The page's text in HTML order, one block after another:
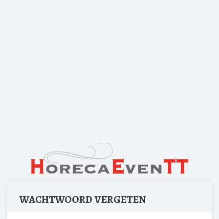
WACHTWOORD VERGETEN